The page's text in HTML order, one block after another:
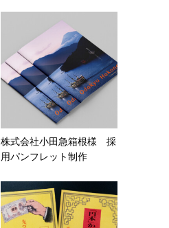
株式会社小田急箱根様 採
用パンフレット制作